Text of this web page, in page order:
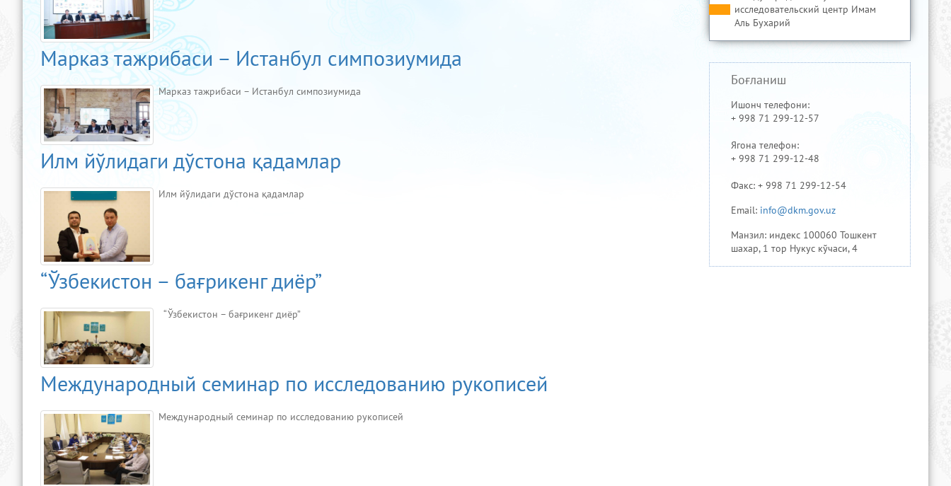
Марказ тажрибаси – Истанбул симпозиумида
Марказ тажрибаси – Истанбул симпозиумида
Илм йўлидаги дўстона қадамлар
Илм йўлидаги дўстона қадамлар
“Ўзбекистон – бағрикенг диёр”
“Ўзбекистон – бағрикенг диёр”
Международный семинар по исследованию рукописей
Международный семинар по исследованию рукописей
исследовательский центр Имам
Аль Бухарий
Боғланиш
Ишонч телефони:
+ 998 71 299-12-57
Ягона телефон:
+ 998 71 299-12-48
Факс: + 998 71 299-12-54
Email: info@dkm.gov.uz
Манзил: индекс 100060 Тошкент
шахар, 1 тор Нукус кўчаси, 4